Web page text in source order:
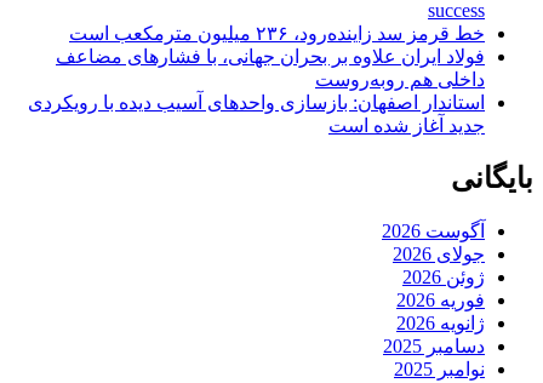
success
خط قرمز سد زاینده‌رود، ۲۳۶ میلیون مترمکعب است
فولاد ایران علاوه بر بحران جهانی، با فشارهای مضاعف
داخلی هم روبه‌روست
استاندار اصفهان: بازسازی واحدهای آسیب دیده با رویکردی
جدید آغاز شده است
بایگانی
آگوست 2026
جولای 2026
ژوئن 2026
فوریه 2026
ژانویه 2026
دسامبر 2025
نوامبر 2025